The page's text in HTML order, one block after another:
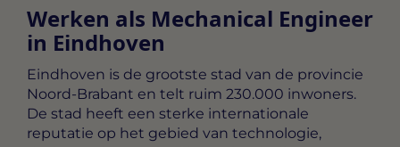
Werken als Mechanical Engineer
in Eindhoven
Eindhoven is de grootste stad van de provincie
Noord-Brabant en telt ruim 230.000 inwoners.
De stad heeft een sterke internationale
reputatie op het gebied van technologie,